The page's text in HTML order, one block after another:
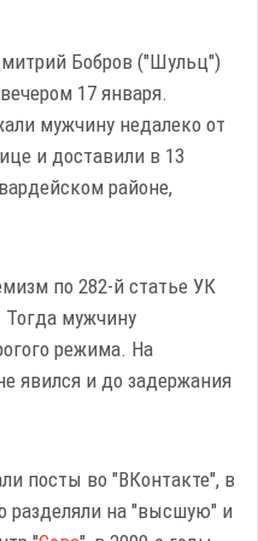
Бобров ("Шульц")
17 января.
мужчину недалеко от
и доставили в 13
районе,
по 282-й статье УК
Тогда мужчину
режима. На
явился и до задержания
посты во "ВКонтакте", в
разделяли на "высшую" и